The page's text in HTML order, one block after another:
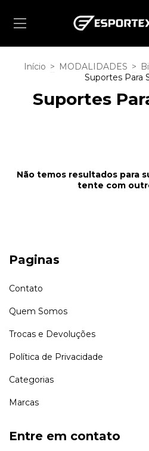
Início > MODALIDADES >
Suportes Para
Suportes
Não temos resultados para
tente com
Paginas
Contato
Quem Somos
Trocas e Devoluções
Política de Privacidade
Categorias
Marcas
Entre em contato